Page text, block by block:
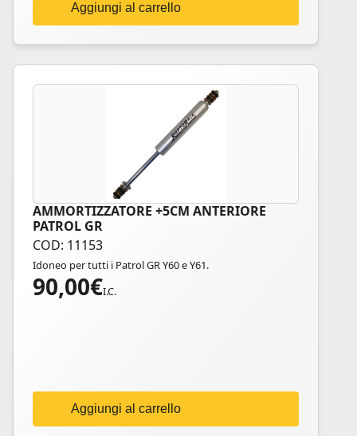
Aggiungi al carrello
AMMORTIZZATORE +5CM ANTERIORE
PATROL GR
COD: 11153
Idoneo per tutti i Patrol GR Y60 e Y61.
90,00€I.C.
Aggiungi al carrello